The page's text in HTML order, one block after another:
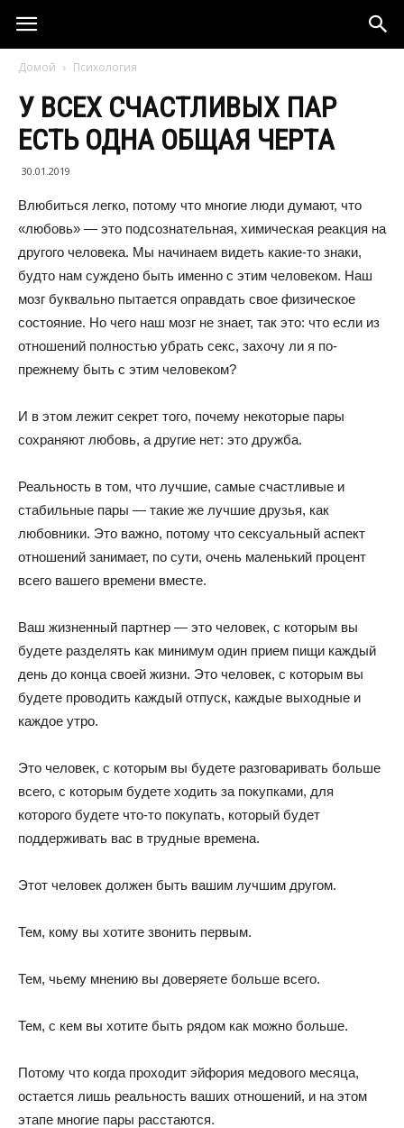
Домой Психология
У ВСЕХ СЧАСТЛИВЫХ ПАР
ЕСТЬ ОДНА ОБЩАЯ ЧЕРТА
30.01.2019
Влюбиться легко, потому что многие люди думают, что
«любовь» — это подсознательная, химическая реакция на
другого человека. Мы начинаем видеть какие-то знаки,
будто нам суждено быть именно с этим человеком. Наш
мозг буквально пытается оправдать свое физическое
состояние. Но чего наш мозг не знает, так это: что если из
отношений полностью убрать секс, захочу ли я по-
прежнему быть с этим человеком?
И в этом лежит секрет того, почему некоторые пары
сохраняют любовь, а другие нет: это дружба.
Реальность в том, что лучшие, самые счастливые и
стабильные пары — такие же лучшие друзья, как
любовники. Это важно, потому что сексуальный аспект
отношений занимает, по сути, очень маленький процент
всего вашего времени вместе.
Ваш жизненный партнер — это человек, с которым вы
будете разделять как минимум один прием пищи каждый
день до конца своей жизни. Это человек, с которым вы
будете проводить каждый отпуск, каждые выходные и
каждое утро.
Это человек, с которым вы будете разговаривать больше
всего, с которым будете ходить за покупками, для
которого будете что-то покупать, который будет
поддерживать вас в трудные времена.
Этот человек должен быть вашим лучшим другом.
Тем, кому вы хотите звонить первым.
Тем, чьему мнению вы доверяете больше всего.
Тем, с кем вы хотите быть рядом как можно больше.
Потому что когда проходит эйфория медового месяца,
остается лишь реальность ваших отношений, и на этом
этапе многие пары расстаются.